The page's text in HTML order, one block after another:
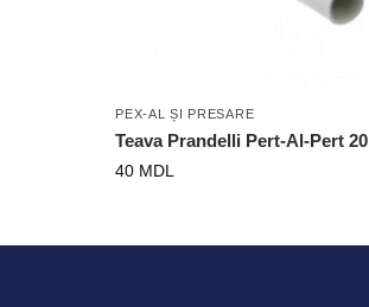
PEX-AL ȘI PRESARE
Teava Prandelli Pert-Al-Pert 20
40 MDL